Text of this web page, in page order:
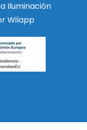
Iluminación
Wilapp